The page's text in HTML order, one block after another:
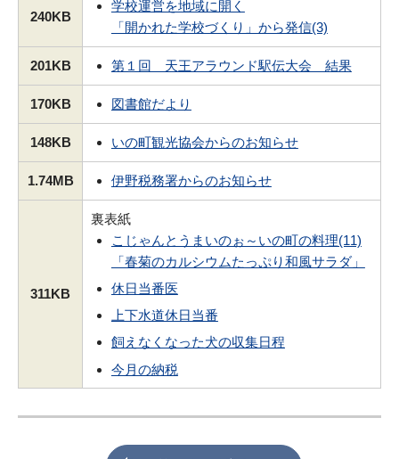
240KB
学校運営を地域に開く
「開かれた学校づくり」から発信(3)
201KB 第１回 天王アラウンド駅伝大会 結果
170KB 図書館だより
148KB いの町観光協会からのお知らせ
1.74MB 伊野税務署からのお知らせ
311KB
裏表紙
こじゃんとうまいのぉ～いの町の料理(11)
「春菊のカルシウムたっぷり和風サラダ」
休日当番医
上下水道休日当番
飼えなくなった犬の収集日程
今月の納税